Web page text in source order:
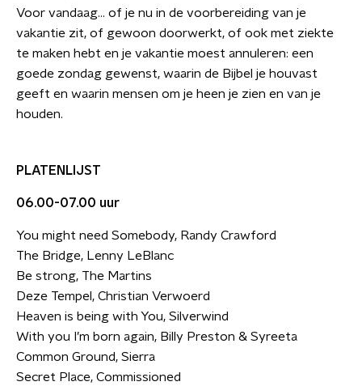
Voor vandaag… of je nu in de voorbereiding van je
vakantie zit, of gewoon doorwerkt, of ook met ziekte
te maken hebt en je vakantie moest annuleren: een
goede zondag gewenst, waarin de Bijbel je houvast
geeft en waarin mensen om je heen je zien en van je
houden.
PLATENLIJST
06.00-07.00 uur
You might need Somebody, Randy Crawford
The Bridge, Lenny LeBlanc
Be strong, The Martins
Deze Tempel, Christian Verwoerd
Heaven is being with You, Silverwind
With you I’m born again, Billy Preston & Syreeta
Common Ground, Sierra
Secret Place, Commissioned